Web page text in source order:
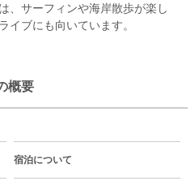
、サーフィンや海岸散歩が楽し
イブにも向いています。
概要
宿泊について